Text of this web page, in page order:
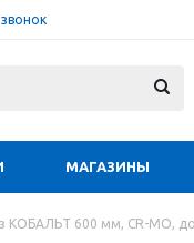
МАГАЗИНЫ
КОБАЛЬТ 600 мм, CR-MO,